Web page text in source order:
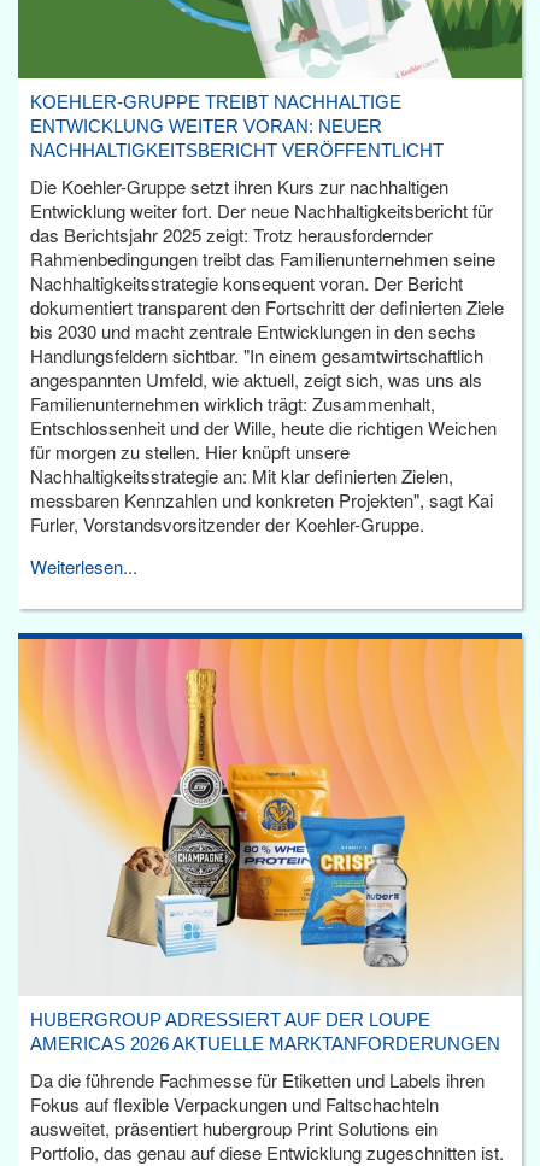
KOEHLER-GRUPPE TREIBT NACHHALTIGE
ENTWICKLUNG WEITER VORAN: NEUER
NACHHALTIGKEITSBERICHT VERÖFFENTLICHT
Die Koehler-Gruppe setzt ihren Kurs zur nachhaltigen
Entwicklung weiter fort. Der neue Nachhaltigkeitsbericht für
das Berichtsjahr 2025 zeigt: Trotz herausfordernder
Rahmenbedingungen treibt das Familienunternehmen seine
Nachhaltigkeitsstrategie konsequent voran. Der Bericht
dokumentiert transparent den Fortschritt der definierten Ziele
bis 2030 und macht zentrale Entwicklungen in den sechs
Handlungsfeldern sichtbar. "In einem gesamtwirtschaftlich
angespannten Umfeld, wie aktuell, zeigt sich, was uns als
Familienunternehmen wirklich trägt: Zusammenhalt,
Entschlossenheit und der Wille, heute die richtigen Weichen
für morgen zu stellen. Hier knüpft unsere
Nachhaltigkeitsstrategie an: Mit klar definierten Zielen,
messbaren Kennzahlen und konkreten Projekten", sagt Kai
Furler, Vorstandsvorsitzender der Koehler-Gruppe.
Weiterlesen...
HUBERGROUP ADRESSIERT AUF DER LOUPE
AMERICAS 2026 AKTUELLE MARKTANFORDERUNGEN
Da die führende Fachmesse für Etiketten und Labels ihren
Fokus auf flexible Verpackungen und Faltschachteln
ausweitet, präsentiert hubergroup Print Solutions ein
Portfolio, das genau auf diese Entwicklung zugeschnitten ist.